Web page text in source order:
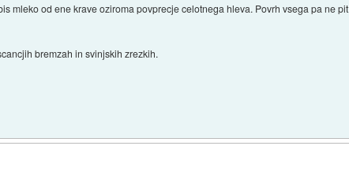
mleko od ene krave oziroma povprecje celotnega hleva. Povrh vsega pa ne pit
bremzah in svinjskih zrezkih.